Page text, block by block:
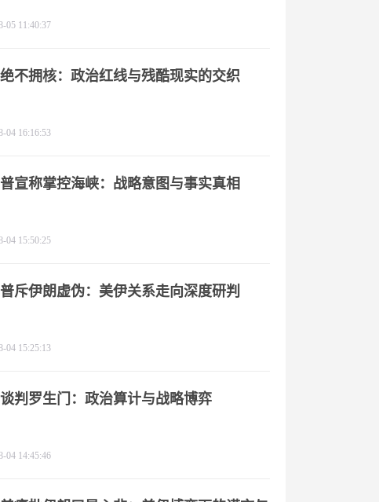
05 11:40:37
不拥核：政治红线与残酷现实的交织
04 16:16:53
宣称掌控海峡：战略意图与事实真相
04 15:50:25
斥伊朗虚伪：美伊关系走向深度研判
04 15:25:13
判罗生门：政治算计与战略博弈
04 14:45:46